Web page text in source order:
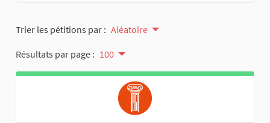
Trier les pétitions par : Aléatoire
Résultats par page : 100